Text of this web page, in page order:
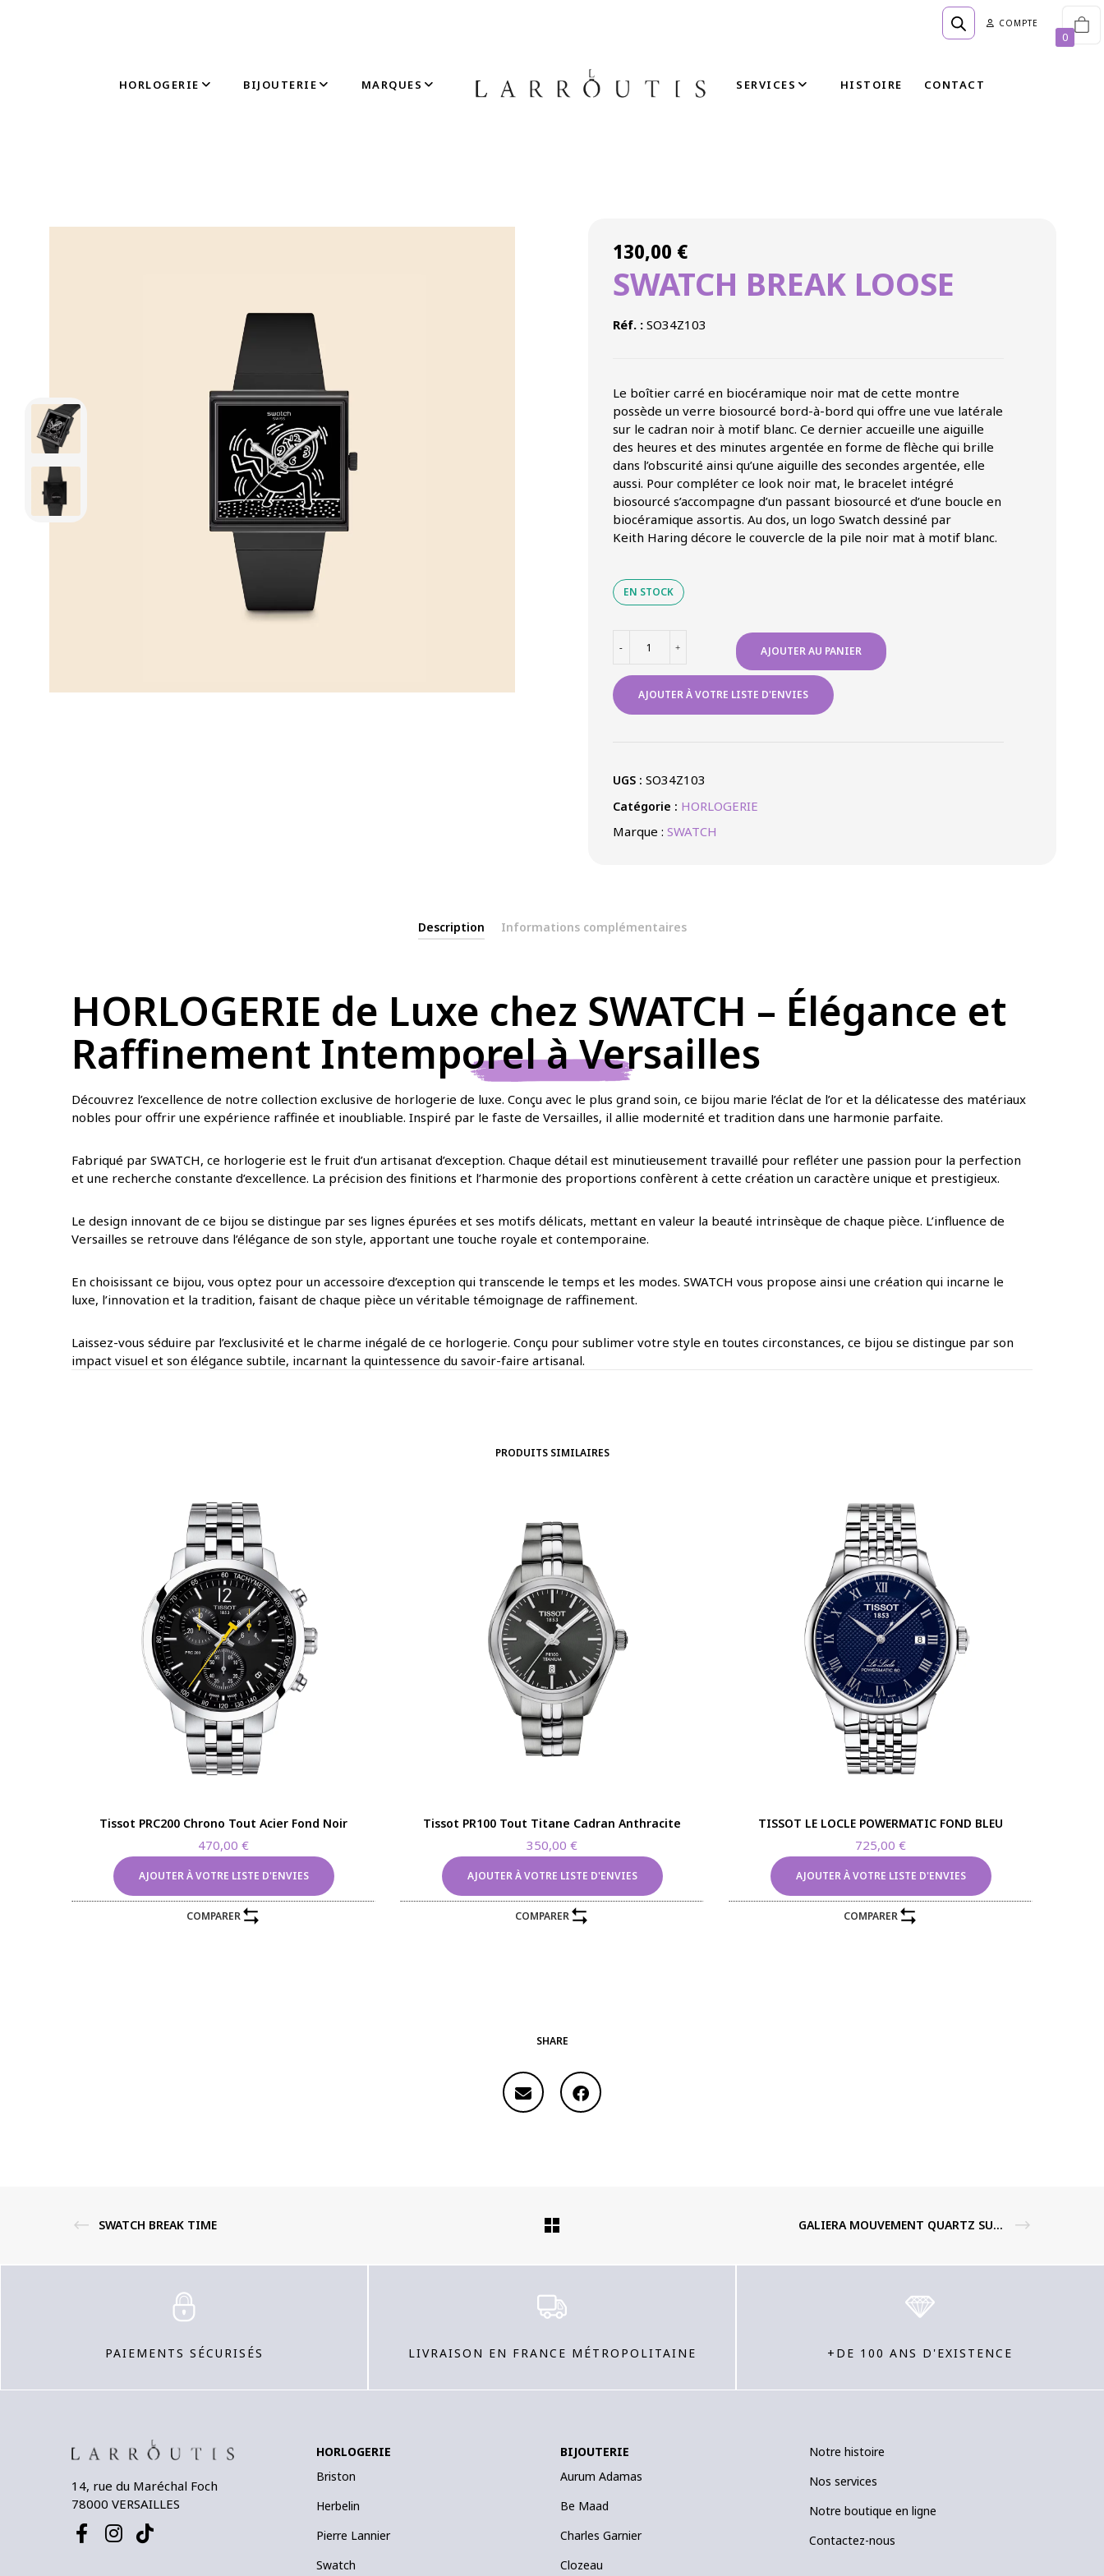
COMPTE
HORLOGERIE BIJOUTERIE MARQUES SERVICES HISTOIRE CONTACT
130,00 €
SWATCH BREAK LOOSE
Réf. :SO34Z103
Le boîtier carré en biocéramique noir mat de cette montre
possède un verre biosourcé bord-à-bord qui offre une vue latérale
sur le cadran noir à motif blanc. Ce dernier accueille une aiguille
des heures et des minutes argentée en forme de flèche qui brille
dans l’obscurité ainsi qu’une aiguille des secondes argentée, elle
aussi. Pour compléter ce look noir mat, le bracelet intégré
biosourcé s’accompagne d’un passant biosourcé et d’une boucle en
biocéramique assortis. Au dos, un logo Swatch dessiné par
Keith Haring décore le couvercle de la pile noir mat à motif blanc.
EN STOCK
SWATCH
BREAK
LOOSE
- + AJOUTER AU PANIER
AJOUTER À VOTRE LISTE D'ENVIES
UGS : SO34Z103
Catégorie : HORLOGERIE
Marque : SWATCH
Accueil Boutique » HORLOGERIE SWATCH BREAK LOOSE
Description Informations complémentaires
HORLOGERIE de Luxe chez SWATCH – Élégance et
Raffinement Intemporel à Versailles
Découvrez l’excellence de notre collection exclusive de horlogerie de luxe. Conçu avec le plus grand soin, ce bijou marie l’éclat de l’or et la délicatesse des matériaux
nobles pour offrir une expérience raffinée et inoubliable. Inspiré par le faste de Versailles, il allie modernité et tradition dans une harmonie parfaite.
Fabriqué par SWATCH, ce horlogerie est le fruit d’un artisanat d’exception. Chaque détail est minutieusement travaillé pour refléter une passion pour la perfection
et une recherche constante d’excellence. La précision des finitions et l’harmonie des proportions confèrent à cette création un caractère unique et prestigieux.
Le design innovant de ce bijou se distingue par ses lignes épurées et ses motifs délicats, mettant en valeur la beauté intrinsèque de chaque pièce. L’influence de
Versailles se retrouve dans l’élégance de son style, apportant une touche royale et contemporaine.
En choisissant ce bijou, vous optez pour un accessoire d’exception qui transcende le temps et les modes. SWATCH vous propose ainsi une création qui incarne le
luxe, l’innovation et la tradition, faisant de chaque pièce un véritable témoignage de raffinement.
Laissez-vous séduire par l’exclusivité et le charme inégalé de ce horlogerie. Conçu pour sublimer votre style en toutes circonstances, ce bijou se distingue par son
impact visuel et son élégance subtile, incarnant la quintessence du savoir-faire artisanal.
PRODUITS SIMILAIRES
Tissot PRC200 Chrono Tout Acier Fond Noir
470,00 €
AJOUTER À VOTRE LISTE D'ENVIES
COMPARER
Tissot PR100 Tout Titane Cadran Anthracite
350,00 €
AJOUTER À VOTRE LISTE D'ENVIES
COMPARER
TISSOT LE LOCLE POWERMATIC FOND BLEU
725,00 €
AJOUTER À VOTRE LISTE D'ENVIES
COMPARER
SHARE
SWATCH BREAK TIME GALIERA MOUVEMENT QUARTZ SUR BOITIER ACIER
PAIEMENTS SÉCURISÉS LIVRAISON EN FRANCE MÉTROPOLITAINE +DE 100 ANS D'EXISTENCE
14, rue du Maréchal Foch
78000 VERSAILLES
HORLOGERIE
Briston
Herbelin
Pierre Lannier
Swatch
BIJOUTERIE
Aurum Adamas
Be Maad
Charles Garnier
Clozeau
Notre histoire
Nos services
Notre boutique en ligne
Contactez-nous
0